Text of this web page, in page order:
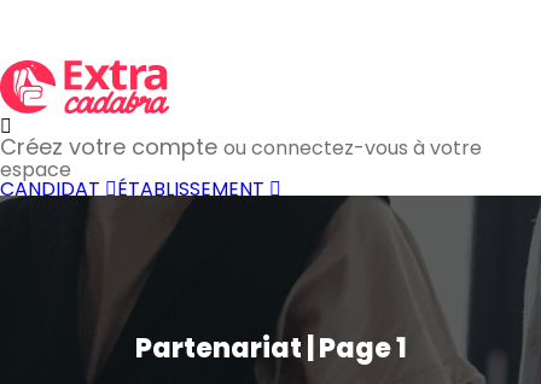
Créez votre compte ou connectez-vous à votre
espace
CANDIDAT ÉTABLISSEMENT
Partenariat | Page 1